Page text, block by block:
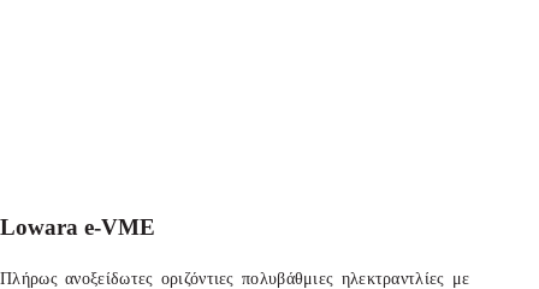
Lowara e-VME
Πλήρως ανοξείδωτες οριζόντιες πολυβάθμιες ηλεκτραντλίες με